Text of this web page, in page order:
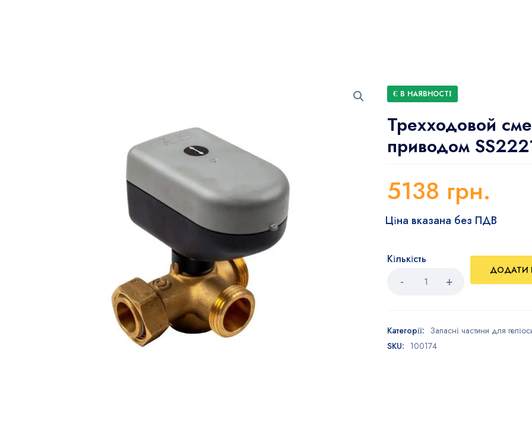
Є В НАЯВНОСТІ
Трехходовой
приводом
5138 грн.
Ціна вказана без ПДВ
Кількість
ДОДАТИ
Категорії: Запасні частини для
SKU: 100174